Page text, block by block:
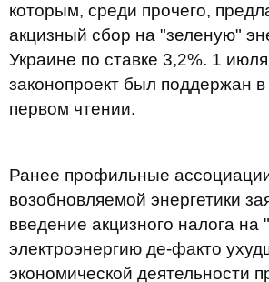
которым, среди прочего,
акцизный сбор на "зеленую"
Украине по ставке 3,2%. 1
законопроект был поддержан
первом чтении.
Ранее профильные
возобновляемой энергетики
введение акцизного налога на
электроэнергию де-факто
экономической деятельности